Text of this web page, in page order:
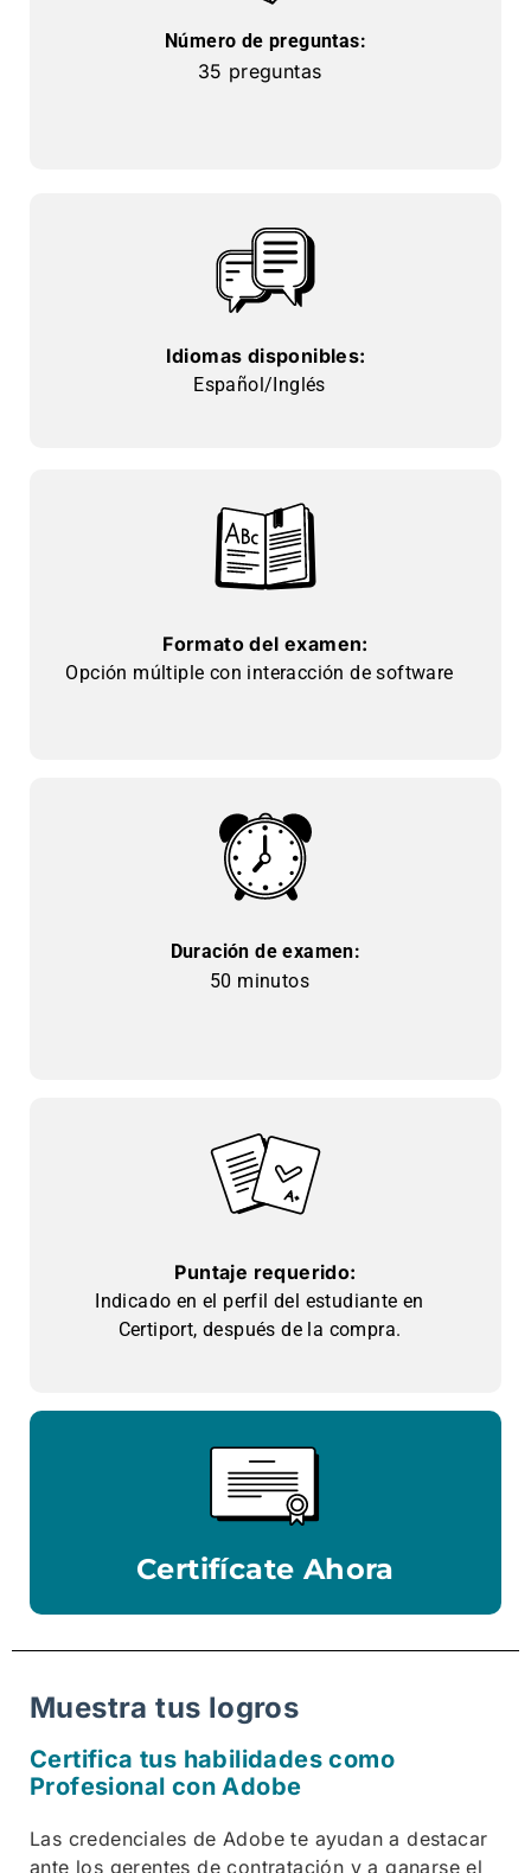
Número de preguntas:
35 preguntas
Idiomas disponibles:
Español/Inglés
Formato del examen:
Opción múltiple con interacción de software
Duración de examen:
50 minutos
Puntaje requerido:
Indicado en el perfil del estudiante en
Certiport, después de la compra.
Certifícate Ahora
Muestra tus logros
Certifica tus habilidades como
Profesional con Adobe
Las credenciales de Adobe te ayudan a destacar
ante los gerentes de contratación y a ganarse el